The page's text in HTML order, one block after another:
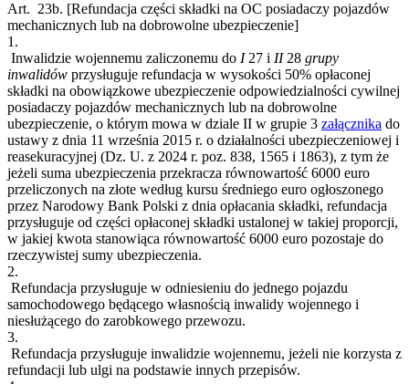
Art. 23b. [Refundacja części składki na OC posiadaczy pojazdów
mechanicznych lub na dobrowolne ubezpieczenie]
1.
Inwalidzie wojennemu zaliczonemu do I 27 i II 28 grupy
inwalidów przysługuje refundacja w wysokości 50% opłaconej
składki na obowiązkowe ubezpieczenie odpowiedzialności cywilnej
posiadaczy pojazdów mechanicznych lub na dobrowolne
ubezpieczenie, o którym mowa w dziale II w grupie 3 załącznika do
ustawy z dnia 11 września 2015 r. o działalności ubezpieczeniowej i
reasekuracyjnej (Dz. U. z 2024 r. poz. 838, 1565 i 1863), z tym że
jeżeli suma ubezpieczenia przekracza równowartość 6000 euro
przeliczonych na złote według kursu średniego euro ogłoszonego
przez Narodowy Bank Polski z dnia opłacania składki, refundacja
przysługuje od części opłaconej składki ustalonej w takiej proporcji,
w jakiej kwota stanowiąca równowartość 6000 euro pozostaje do
rzeczywistej sumy ubezpieczenia.
2.
Refundacja przysługuje w odniesieniu do jednego pojazdu
samochodowego będącego własnością inwalidy wojennego i
niesłużącego do zarobkowego przewozu.
3.
Refundacja przysługuje inwalidzie wojennemu, jeżeli nie korzysta z
refundacji lub ulgi na podstawie innych przepisów.